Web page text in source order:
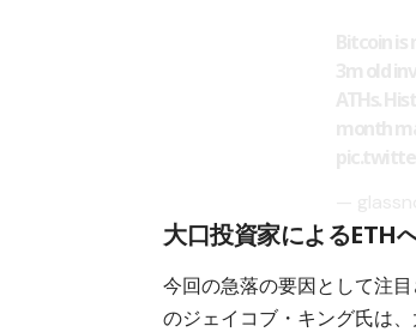
大口投資家によるETH
今回の急落の要因として注
のジェイコブ・キング氏は